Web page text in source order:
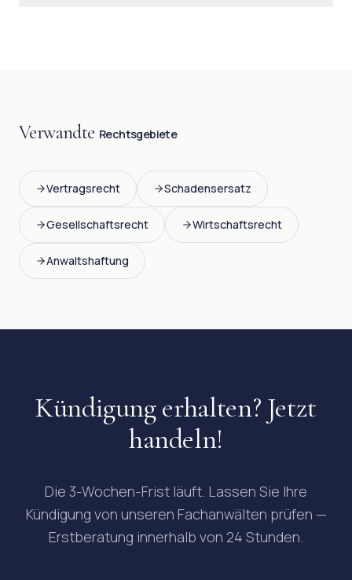
Verwandte Rechtsgebiete
Vertragsrecht Schadensersatz
Gesellschaftsrecht Wirtschaftsrecht
Anwaltshaftung
Kündigung erhalten? Jetzt
handeln!
Die 3-Wochen-Frist läuft. Lassen Sie Ihre
Kündigung von unseren Fachanwälten prüfen —
Erstberatung innerhalb von 24 Stunden.